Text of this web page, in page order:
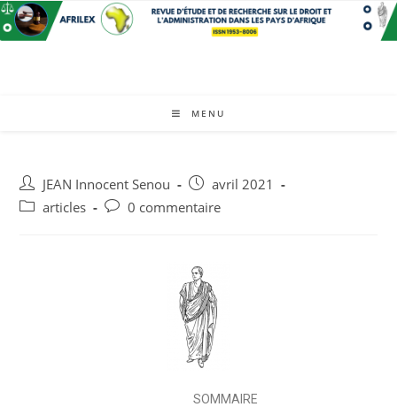
MENU
JEAN Innocent Senou
avril 2021
articles
0 commentaire
SOMMAIRE